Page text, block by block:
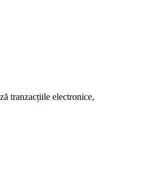
tranzacțiile electronice,